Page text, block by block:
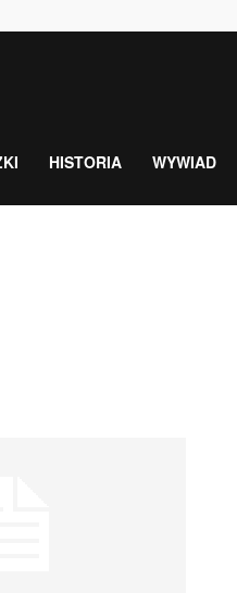
HISTORIA WYWIAD